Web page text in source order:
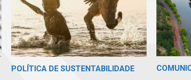
POLÍTICA DE SUSTENTABILIDADE